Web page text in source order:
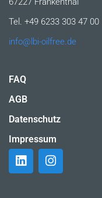
Tel. +49 6233 303 47 00
info@lbi-oilfree.de
FAQ
AGB
Datenschutz
Impressum